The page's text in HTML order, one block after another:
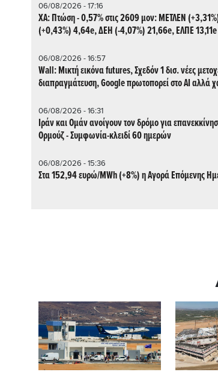
06/08/2026 - 17:16
ΧΑ: Πτώση - 0,57% στις 2609 μον: ΜΕΤΛΕΝ
(+0,43%) 4,64e, ΔΕΗ (-4,07%) 21,66e, ΕΛΠΕ
06/08/2026 - 16:57
Wall: Μικτή εικόνα futures, Σχεδόν 1 δισ. νέες
διαπραγμάτευση, Google πρωτοπορεί στο AI αλλά
06/08/2026 - 16:31
Ιράν και Ομάν ανοίγουν τον δρόμο για
Ορμούζ - Συμφωνία-κλειδί 60 ημερών
06/08/2026 - 15:36
Στα 152,94 ευρώ/MWh (+8%) η Αγορά Επόμενης